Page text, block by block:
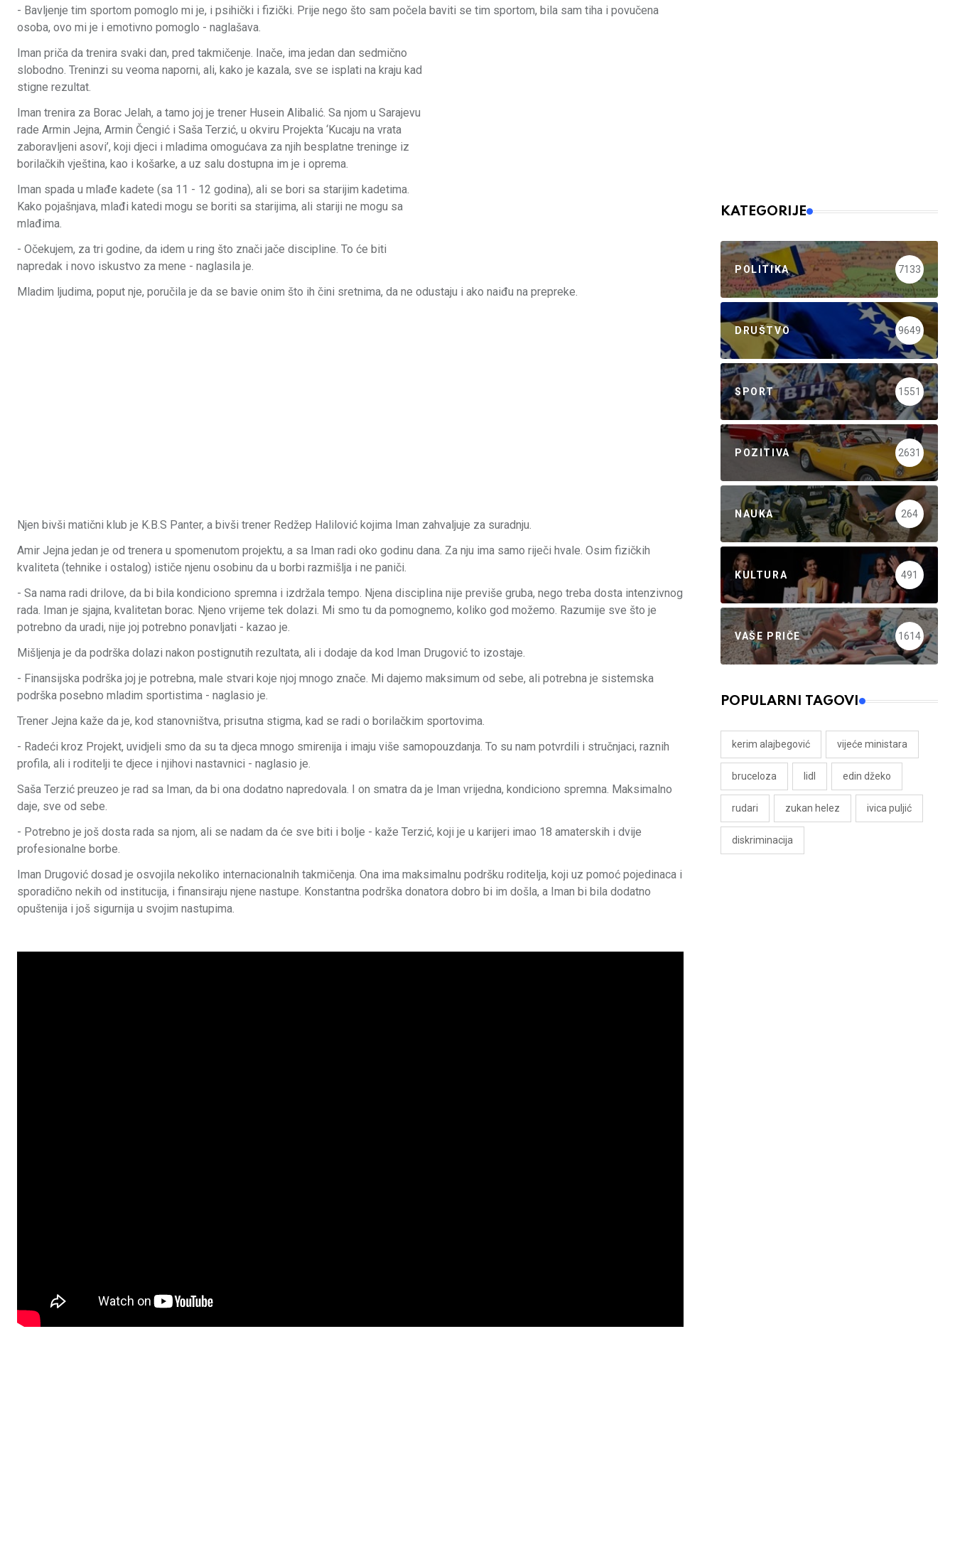
- Bavljenje tim sportom pomoglo mi je, i psihički i fizički. Prije nego što sam počela baviti se tim sportom, bila sam tiha i povučena
osoba, ovo mi je i emotivno pomoglo - naglašava.
Iman priča da trenira svaki dan, pred takmičenje. Inače, ima jedan dan sedmično
slobodno. Treninzi su veoma naporni, ali, kako je kazala, sve se isplati na kraju kad
stigne rezultat.
Iman trenira za Borac Jelah, a tamo joj je trener Husein Alibalić. Sa njom u Sarajevu
rade Armin Jejna, Armin Čengić i Saša Terzić, u okviru Projekta ‘Kucaju na vrata
zaboravljeni asovi’, koji djeci i mladima omogućava za njih besplatne treninge iz
borilačkih vještina, kao i košarke, a uz salu dostupna im je i oprema.
Iman spada u mlađe kadete (sa 11 - 12 godina), ali se bori sa starijim kadetima.
Kako pojašnjava, mlađi katedi mogu se boriti sa starijima, ali stariji ne mogu sa
mlađima.
- Očekujem, za tri godine, da idem u ring što znači jače discipline. To će biti
napredak i novo iskustvo za mene - naglasila je.
Mladim ljudima, poput nje, poručila je da se bavie onim što ih čini sretnima, da ne odustaju i ako naiđu na prepreke.
Njen bivši matični klub je K.B.S Panter, a bivši trener Redžep Halilović kojima Iman zahvaljuje za suradnju.
Amir Jejna jedan je od trenera u spomenutom projektu, a sa Iman radi oko godinu dana. Za nju ima samo riječi hvale. Osim fizičkih
kvaliteta (tehnike i ostalog) ističe njenu osobinu da u borbi razmišlja i ne paniči.
- Sa nama radi drilove, da bi bila kondiciono spremna i izdržala tempo. Njena disciplina nije previše gruba, nego treba dosta intenzivnog
rada. Iman je sjajna, kvalitetan borac. Njeno vrijeme tek dolazi. Mi smo tu da pomognemo, koliko god možemo. Razumije sve što je
potrebno da uradi, nije joj potrebno ponavljati - kazao je.
Mišljenja je da podrška dolazi nakon postignutih rezultata, ali i dodaje da kod Iman Drugović to izostaje.
- Finansijska podrška joj je potrebna, male stvari koje njoj mnogo znače. Mi dajemo maksimum od sebe, ali potrebna je sistemska
podrška posebno mladim sportistima - naglasio je.
Trener Jejna kaže da je, kod stanovništva, prisutna stigma, kad se radi o borilačkim sportovima.
- Radeći kroz Projekt, uvidjeli smo da su ta djeca mnogo smirenija i imaju više samopouzdanja. To su nam potvrdili i stručnjaci, raznih
profila, ali i roditelji te djece i njihovi nastavnici - naglasio je.
Saša Terzić preuzeo je rad sa Iman, da bi ona dodatno napredovala. I on smatra da je Iman vrijedna, kondiciono spremna. Maksimalno
daje, sve od sebe.
- Potrebno je još dosta rada sa njom, ali se nadam da će sve biti i bolje - kaže Terzić, koji je u karijeri imao 18 amaterskih i dvije
profesionalne borbe.
Iman Drugović dosad je osvojila nekoliko internacionalnih takmičenja. Ona ima maksimalnu podršku roditelja, koji uz pomoć pojedinaca i
sporadično nekih od institucija, i finansiraju njene nastupe. Konstantna podrška donatora dobro bi im došla, a Iman bi bila dodatno
opuštenija i još sigurnija u svojim nastupima.
KATEGORIJE
POLITIKA 7133
DRUŠTVO 9649
SPORT 1551
POZITIVA 2631
NAUKA 264
KULTURA 491
VAŠE PRIČE 1614
POPULARNI TAGOVI
kerim alajbegović vijeće ministara
bruceloza lidl edin džeko
rudari zukan helez ivica puljić
diskriminacija